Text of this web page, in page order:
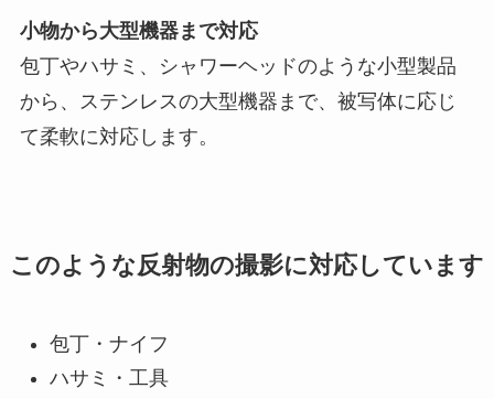
小物から大型機器まで対応
包丁やハサミ、シャワーヘッドのような小型製品
から、ステンレスの大型機器まで、被写体に応じ
て柔軟に対応します。
このような反射物の撮影に対応しています
包丁・ナイフ
ハサミ・工具